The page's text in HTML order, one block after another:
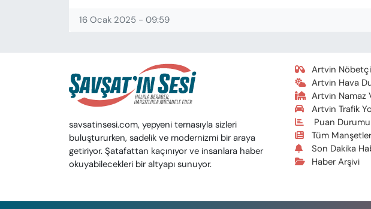
16 Ocak 2025 - 09:59
savsatinsesi.com, yepyeni temasıyla sizleri
buluştururken, sadelik ve modernizmi bir araya
getiriyor. Şatafattan kaçınıyor ve insanlara haber
okuyabilecekleri bir altyapı sunuyor.
Artvin
Artvin Hava
Artvin Namaz
Artvin Trafik
Puan
Tüm Manşetler
Son Dakika
Haber Arşivi